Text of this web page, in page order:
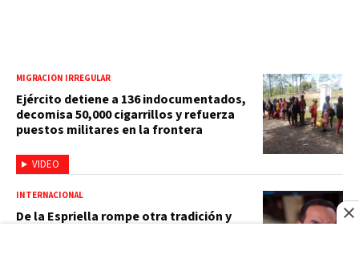
VIDEO
MIGRACIÓN IRREGULAR
Ejército detiene a 136 indocumentados,
decomisa 50,000 cigarrillos y refuerza
puestos militares en la frontera
INTERNACIONAL
De la Espriella rompe otra tradición y